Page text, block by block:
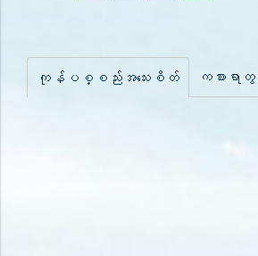
ကုန်ပစ္စည်းအသေးစိတ်